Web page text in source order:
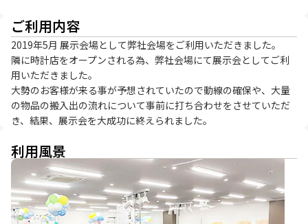
ご利用内容
2019年5月 展示会場として弊社会場をご利用いただきました。
隣に時計店をオープンされる為、弊社会場にて展示会としてご利
用いただきました。
大勢のお客様が来る事が予想されていたので動線の確保や、大量
の物品の搬入出の流れについて事前に打ち合わせをさせていただ
き、結果、展示会を大成功に終えられました。
利用風景